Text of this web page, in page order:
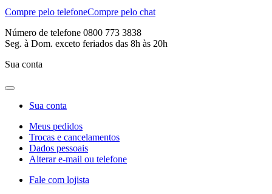
Compre pelo telefoneCompre pelo chat
Número de telefone 0800 773 3838
Seg. à Dom. exceto feriados das 8h às 20h
Sua conta
Sua conta
Meus pedidos
Trocas e cancelamentos
Dados pessoais
Alterar e-mail ou telefone
Fale com lojista